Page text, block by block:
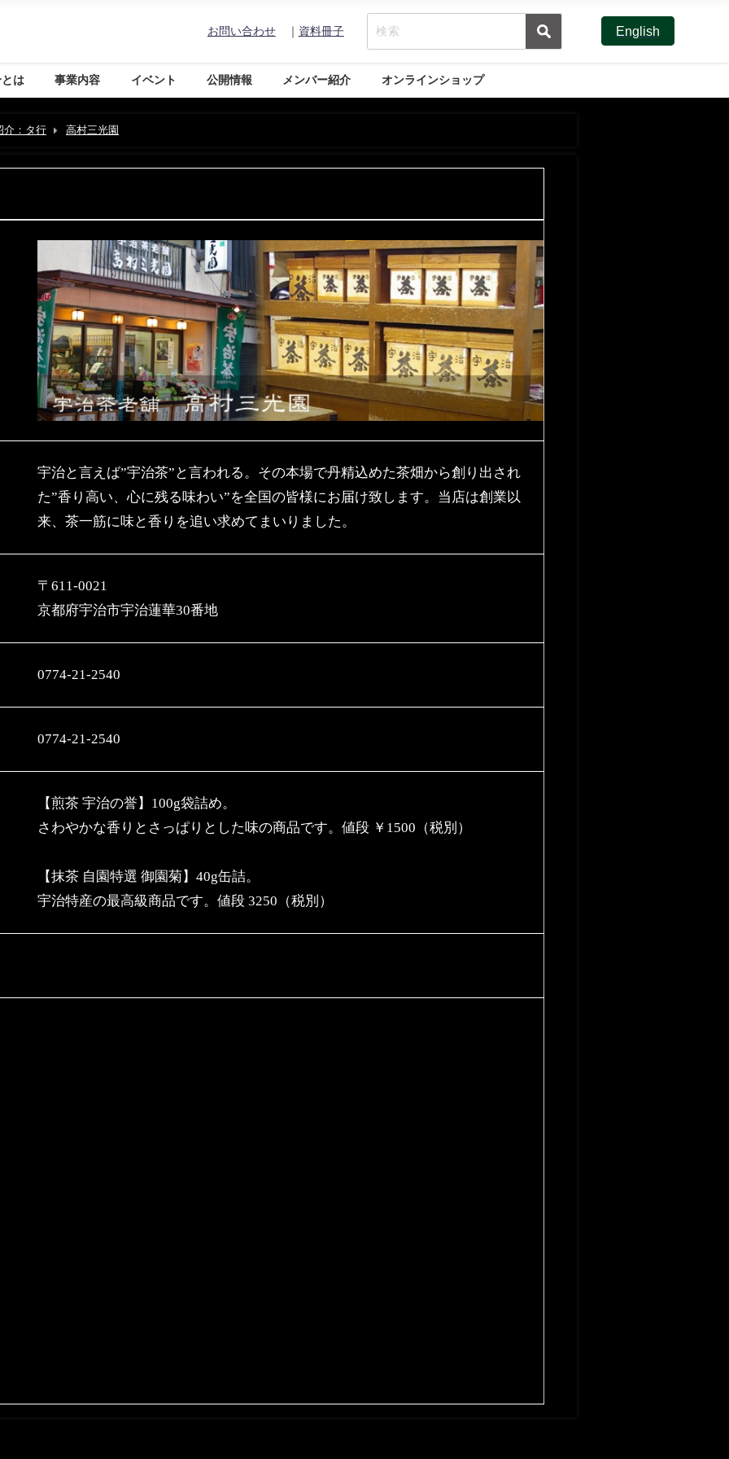
お問い合わせ｜ 資料冊子 English
は 事業内容 イベント 公開情報 メンバー紹介 オンラインショップ
介：タ行 高村三光園
宇治と言えば”宇治茶”と言われる。その本場で丹精込めた茶畑から創り出され
た”香り高い、心に残る味わい”を全国の皆様にお届け致します。当店は創業以
来、茶一筋に味と香りを追い求めてまいりました。
〒611-0021
京都府宇治市宇治蓮華30番地
0774-21-2540
0774-21-2540
【煎茶 宇治の誉】100g袋詰め。
さわやかな香りとさっぱりとした味の商品です。値段 ￥1500（税別）
【抹茶 自園特選 御園菊】40g缶詰。
宇治特産の最高級商品です。値段 3250（税別）